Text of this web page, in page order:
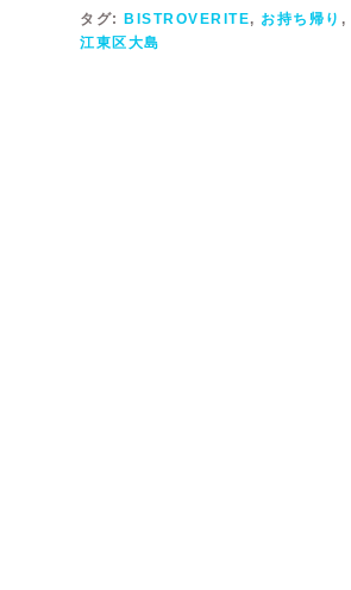
タグ:
BISTROVERITE, お持ち帰り ,
江東区大島